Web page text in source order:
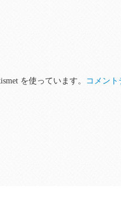
を使っています。
コメン